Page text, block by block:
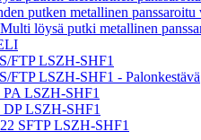
putken metallinen panssaroitu
löysä putki metallinen
FTP LSZH-SHF1
FTP LSZH-SHF1 - Palonkestävä
LSZH-SHF1
DP LSZH-SHF1
SFTP LSZH-SHF1